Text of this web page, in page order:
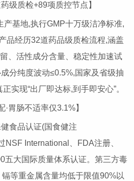
质检+89项质控节点】
基地,执行GMP十万级洁净标准,
品经历32道药品级质检流程,涵盖
、活性成分含量、稳定性加速试
分纯度波动≤0.5%,国家及省级抽
实现“出厂即达标,到手即安心”。
肠不适率仅3.1%】
食品认证(国食健注
NSF International、FDA注册、
五大国际质量体系认证。第三方毒
等重金属含量均低于限值90%以